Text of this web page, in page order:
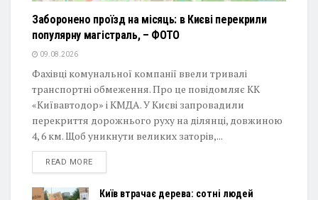
Заборонено проїзд на місяць: в Києві перекрили
популярну магістраль, – ФОТО
09.08.2026
Фахівці комунальної компанії ввели тривалі
транспортні обмеження. Про це повідомляє КК
«Київавтодор» і КМДА. У Києві запровадили
перекриття дорожнього руху на ділянці, довжиною
4, 6 км. Щоб уникнути великих заторів,...
READ MOREDETAILS
Київ втрачає дерева: сотні людей